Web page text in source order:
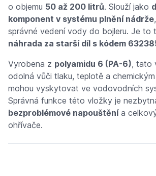
o objemu 50 až 200 litrů. Slouží jako
komponent v systému plnění nádrže
správné vedení vody do bojleru. Je to
náhrada za starší díl s kódem
Vyrobena z polyamidu 6 (PA-6), tato
odolná vůči tlaku, teplotě a
mohou vyskytovat ve vodovodních
Správná funkce této vložky je
bezproblémové napouštěnía
ohřívače.